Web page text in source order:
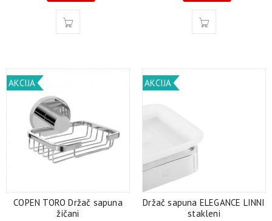
AKCIJA
COPEN TORO Držač sapuna
žičani
AKCIJA
Držač sapuna ELEGANCE LINNI
stakleni